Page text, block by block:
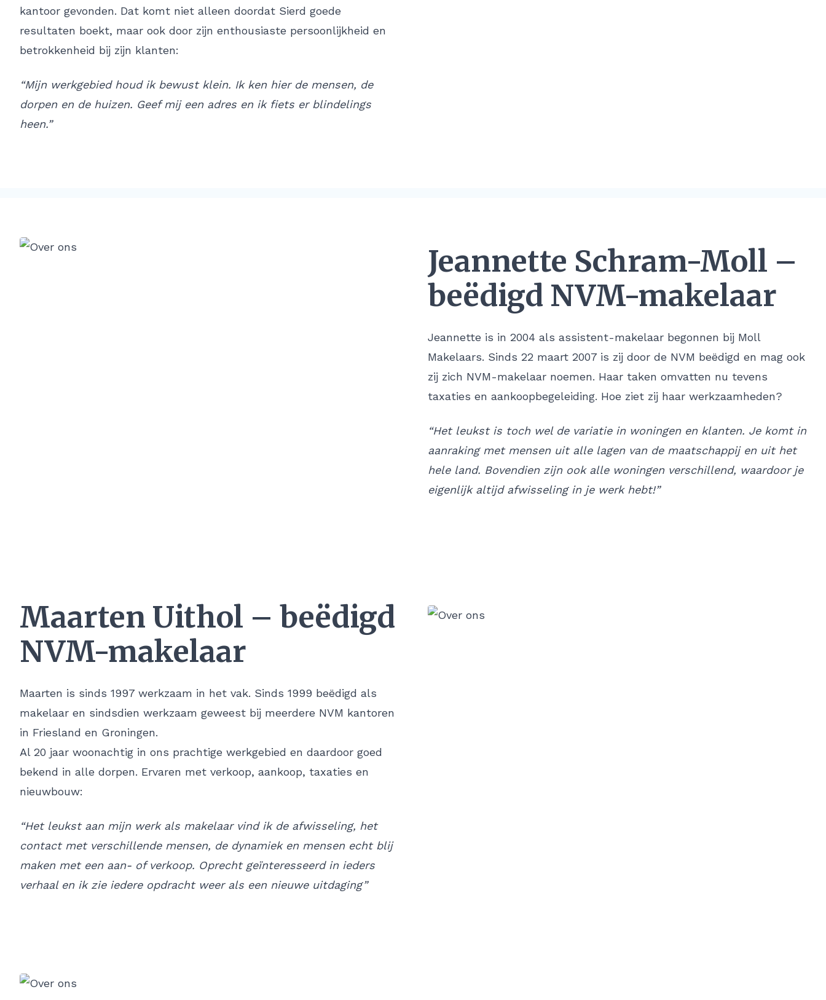
kantoor gevonden. Dat komt niet alleen doordat Sierd goede
resultaten boekt, maar ook door zijn enthousiaste persoonlijkheid en
betrokkenheid bij zijn klanten:
“Mijn werkgebied houd ik bewust klein. Ik ken hier de mensen, de
dorpen en de huizen. Geef mij een adres en ik fiets er blindelings
heen.”
Jeannette Schram-Moll –
beëdigd NVM-makelaar
Jeannette is in 2004 als assistent-makelaar begonnen bij Moll
Makelaars. Sinds 22 maart 2007 is zij door de NVM beëdigd en mag ook
zij zich NVM-makelaar noemen. Haar taken omvatten nu tevens
taxaties en aankoopbegeleiding. Hoe ziet zij haar werkzaamheden?
“Het leukst is toch wel de variatie in woningen en klanten. Je komt in
aanraking met mensen uit alle lagen van de maatschappij en uit het
hele land. Bovendien zijn ook alle woningen verschillend, waardoor je
eigenlijk altijd afwisseling in je werk hebt!”
Maarten Uithol – beëdigd
NVM-makelaar
Maarten is sinds 1997 werkzaam in het vak. Sinds 1999 beëdigd als
makelaar en sindsdien werkzaam geweest bij meerdere NVM kantoren
in Friesland en Groningen.
Al 20 jaar woonachtig in ons prachtige werkgebied en daardoor goed
bekend in alle dorpen. Ervaren met verkoop, aankoop, taxaties en
nieuwbouw:
“Het leukst aan mijn werk als makelaar vind ik de afwisseling, het
contact met verschillende mensen, de dynamiek en mensen echt blij
maken met een aan- of verkoop. Oprecht geïnteresseerd in ieders
verhaal en ik zie iedere opdracht weer als een nieuwe uitdaging”